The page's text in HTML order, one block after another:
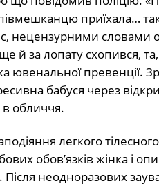
приїхала…
нецензурними
й за лопату схопився, та,
ювенальної
бабуся через
в обличчя.
легкого
обов’язків жінка і
неодноразових